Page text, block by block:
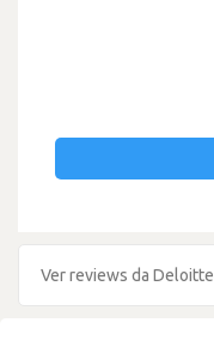
Ver reviews da